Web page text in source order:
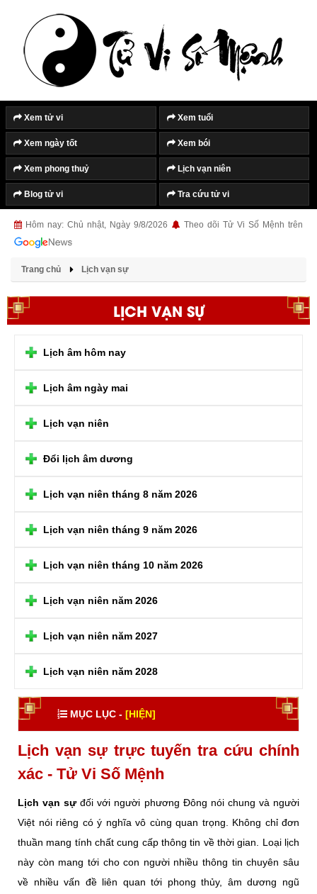
Xem tử vi Xem tuổi
Xem ngày tốt Xem bói
Xem phong thuỷ Lịch vạn niên
Blog tử vi Tra cứu tử vi
Hôm nay: Chủ nhật, Ngày 9/8/2026 Theo dõi Tử Vi Số Mệnh trên
Trang chủ Lịch vạn sự
LỊCH VẠN SỰ
Lịch âm hôm nay
Lịch âm ngày mai
Lịch vạn niên
Đổi lịch âm dương
Lịch vạn niên tháng 8 năm 2026
Lịch vạn niên tháng 9 năm 2026
Lịch vạn niên tháng 10 năm 2026
Lịch vạn niên năm 2026
Lịch vạn niên năm 2027
Lịch vạn niên năm 2028
MỤC LỤC - [HIỆN]
Lịch vạn sự trực tuyến tra cứu chính
xác - Tử Vi Số Mệnh
Lịch vạn sựđối với người phương Đông nói chung và người
Việt nói riêng có ý nghĩa vô cùng quan trọng. Không chỉ đơn
thuần mang tính chất cung cấp thông tin về thời gian. Loại lịch
này còn mang tới cho con người nhiều thông tin chuyên sâu
về nhiều vấn đề liên quan tới phong thủy, âm dương ngũ